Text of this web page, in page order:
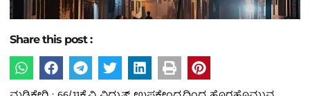
Share this post :